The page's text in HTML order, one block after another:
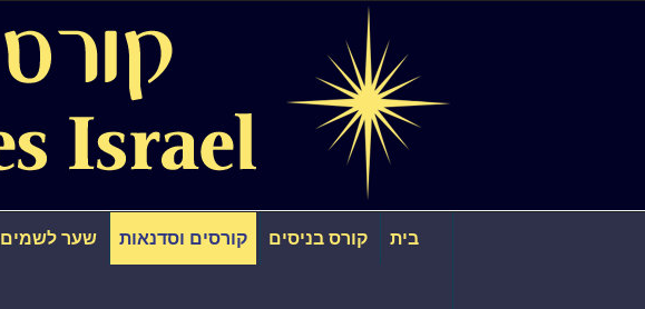
בית קורס בניסים קורסים וסדנאות שער לשמים